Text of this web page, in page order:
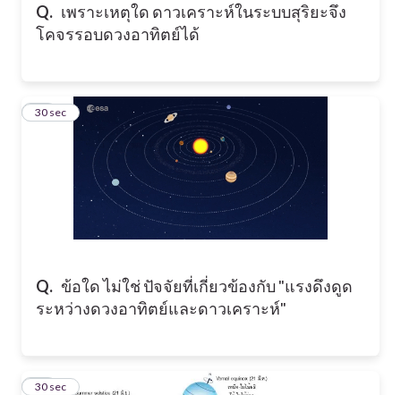
Q. เพราะเหตุใด ดาวเคราะห์ในระบบสุริยะจึง
โคจรรอบดวงอาทิตย์ได้
Q. ข้อใด ไม่ใช่ ปัจจัยที่เกี่ยวข้องกับ "แรงดึงดูด
ระหว่างดวงอาทิตย์และดาวเคราะห์"
25
30 sec
26
30 sec